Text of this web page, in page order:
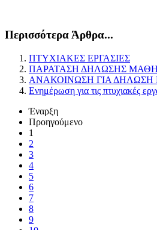
Περισσότερα Άρθρα...
ΠΤΥΧΙΑΚΕΣ ΕΡΓΑΣΙΕΣ
ΠΑΡΑΤΑΣΗ ΔΗΛΩΣΗΣ
ΑΝΑΚΟΙΝΩΣΗ ΓΙΑ ΔΗΛΩΣΗ
Ενημέρωση για τις πτυχιακές
Έναρξη
Προηγούμενο
1
2
3
4
5
6
7
8
9